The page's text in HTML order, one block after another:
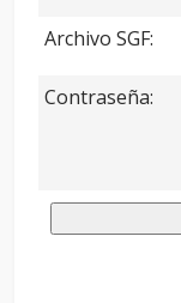
Archivo SGF:
Contraseña: